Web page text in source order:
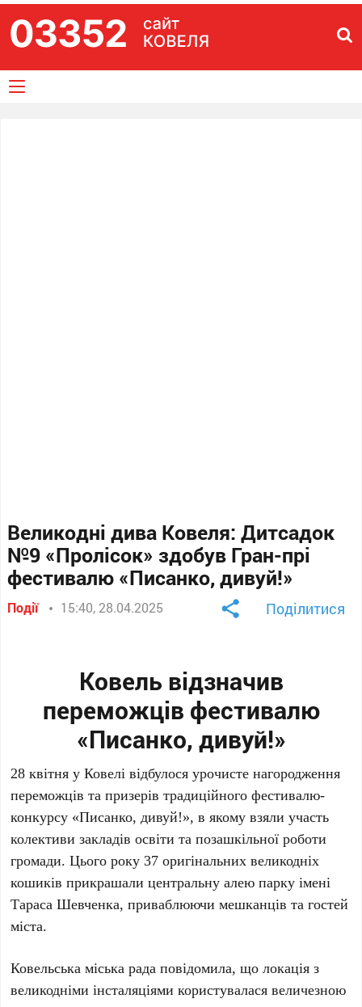
Великодні дива Ковеля: Дитсадок
№9 «Пролісок» здобув Гран-прі
фестивалю «Писанко, дивуй!»
Події 15:40, 28.04.2025 Поділитися
Ковель відзначив
переможців фестивалю
«Писанко, дивуй!»
28 квітня у Ковелі відбулося урочисте нагородження
переможців та призерів традиційного фестивалю-
конкурсу «Писанко, дивуй!», в якому взяли участь
колективи закладів освіти та позашкільної роботи
громади. Цього року 37 оригінальних великодніх
кошиків прикрашали центральну алею парку імені
Тараса Шевченка, приваблюючи мешканців та гостей
міста.
Ковельська міська рада повідомила, що локація з
великодніми інсталяціями користувалася величезною